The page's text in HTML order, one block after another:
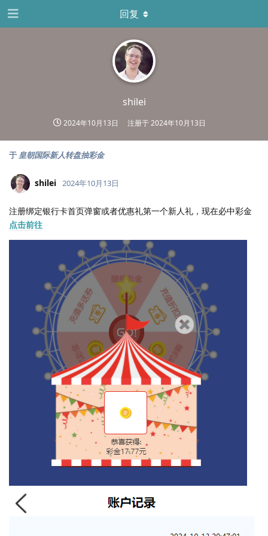
shilei
2024年10月13日 注册于2024年10月13日
回复
于皇朝国际新人转盘抽彩金
shilei 2024年10月13日
注册绑定银行卡首页弹窗或者优惠礼第一个新人礼，现在必中彩金
点击前往